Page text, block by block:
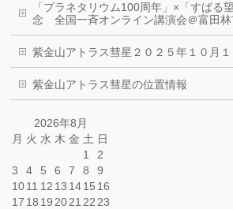
「プラネタリウム100周年」×「すばる
念 全国一斉オンライン講演会＠富田林
紫金山アトラス彗星２０２５年１０月１
紫金山アトラス彗星の位置情報
2026年8月
月 火 水 木 金 土 日
1
2
3
4 5 6 7 8
9
1011 12 13 1415 16
17 18 19 2021 22 23